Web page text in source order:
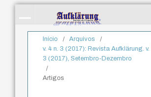
Início / Arquivos
/
v. 4 n. 3 (2017): Revista Aufklärung. v.
3 (2017), Setembro-Dezembro
/
Artigos